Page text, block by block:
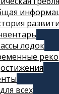
лодок
всех